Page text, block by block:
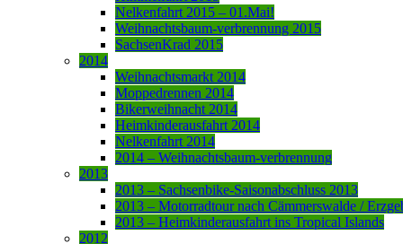
Nelkenfahrt 2015 – 01.Mai!
Weihnachtsbaum-verbrennung 2015
SachsenKrad 2015
2014
Weihnachtsmarkt 2014
Moppedrennen 2014
Bikerweihnacht 2014
Heimkinderausfahrt 2014
Nelkenfahrt 2014
2014 – Weihnachtsbaum-verbrennung
2013
2013 – Sachsenbike-Saisonabschluss 2013
2013 – Motorradtour nach Cämmerswalde /
2013 – Heimkinderausfahrt ins Tropical Islands
2012